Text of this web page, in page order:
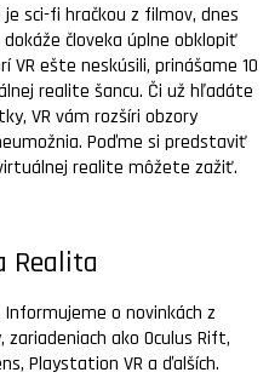
sci-fi hračkou z filmov, dnes
človeka úplne obklopiť
ešte neskúsili, prinášame 10
realite šancu. Či už hľadáte
VR vám rozšíri obzory
Poďme si predstaviť
realite môžete zažiť.
Realita
o novinkách z
ako Oculus Rift,
Playstation VR a ďalších.